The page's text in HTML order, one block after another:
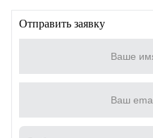
Отправить заявку